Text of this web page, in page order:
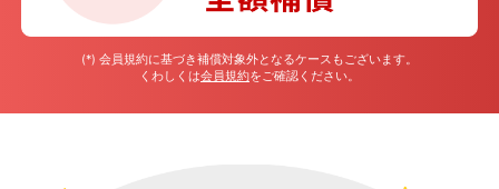
(*) 会員規約に基づき補償対象外となるケースもございます。
くわしくは会員規約をご確認ください。